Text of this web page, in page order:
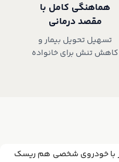
هماهنگی کامل با
مقصد درمانی
تسهیل تحویل بیمار و
کاهش تنش برای خانواده
با خودروی شخصی هم ریسک